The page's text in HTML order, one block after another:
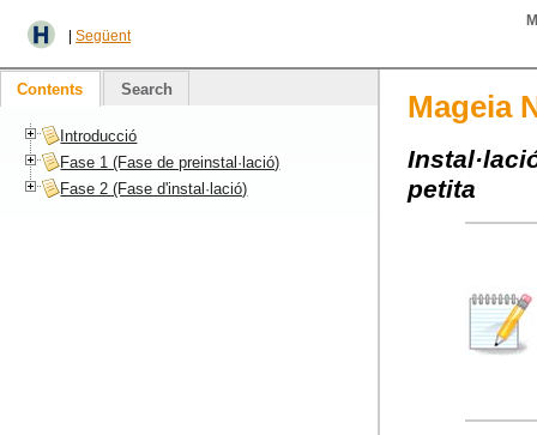
Següent
Mageia
petita
Contents Search
Introducció
Fase 1 (Fase de preinstal·lació)
Fase 2 (Fase d'instal·lació)